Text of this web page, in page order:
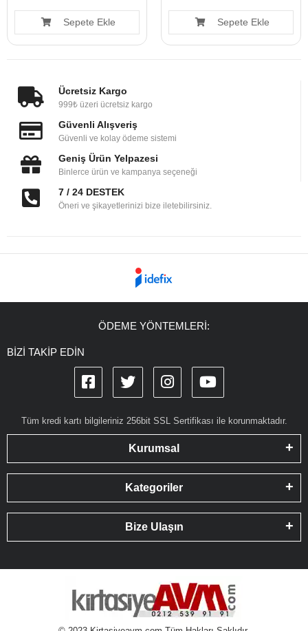
Sepete Ekle Sepete Ekle
Ücretsiz Kargo
999₺ üzeri ücretsiz kargo
Güvenli Alışveriş
Güvenli ve kolay ödeme sistemi
Geniş Ürün Yelpazesi
Binlerce ürün ve kampanya seçeneği
7 / 24 DESTEK
Öneri ve şikayetlerinizi bize iletebilirsiniz.
ÖDEME YÖNTEMLERİ:
BİZİ TAKİP EDİN
Tüm kredi kartı bilgileriniz 256bit SSL Sertifikası ile korunmaktadır.
Kurumsal
Kategoriler
Bize Ulaşın